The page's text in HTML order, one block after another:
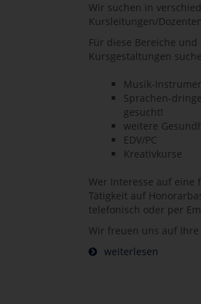
Wir suchen in
Kursleitungen/
Für diese Bereiche und
Kursgestaltungen
Musik-
Sprachen-
gesucht!
weitere
EDV/PC
Kreativkurse
Wer Interesse auf eine
Tätigkeit auf
telefonisch oder per
Wir freuen uns auf
weiterlesen